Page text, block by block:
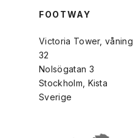
FOOTWAY
Victoria Tower, våning
32
Nolsögatan 3
Stockholm, Kista
Sverige